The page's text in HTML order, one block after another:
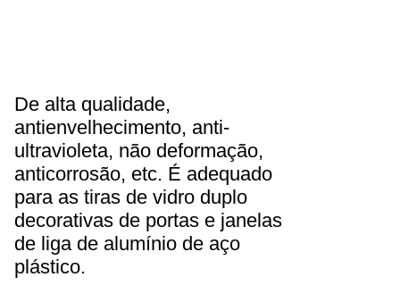
De alta qualidade,
antienvelhecimento, anti-
ultravioleta, não deformação,
anticorrosão, etc. É adequado
para as tiras de vidro duplo
decorativas de portas e janelas
de liga de alumínio de aço
plástico.